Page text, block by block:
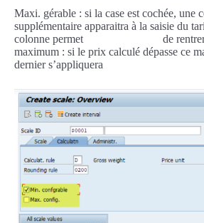
Maxi. gérable : si la case est cochée, une
supplémentaire apparaitra à la saisie du
colonne permet de rentrer
maximum : si le prix calculé dépasse ce
dernier s’appliquera